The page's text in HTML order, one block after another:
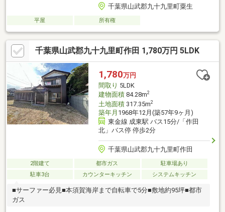
千葉県山武郡九十九里町粟生
平屋 所有権
千葉県山武郡九十九里町作田 1,780万円 5LDK
1,780万円
間取り 5LDK
建物面積84.28m2
土地面積317.35m2
築年月 1968年12月(築57年9ヶ月)
東金線 成東駅 バス15分/「作田
北」バス停 停歩2分
千葉県山武郡九十九里町作田
2階建て 都市ガス
駐車場あり
駐車3台
カウンターキッチン システムキッチン
■サーファー必見■本須賀海岸まで自転車で5分■敷地約95坪■都市
ガス